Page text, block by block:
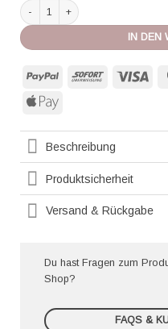
Eres BH mit Bügel Complicite rose
IN DEN
PayPal Sofort
Apple
Beschreibung
Produktsicherheit
Versand & Rückgabe
Du hast Fragen zum
Shop?
FAQS &